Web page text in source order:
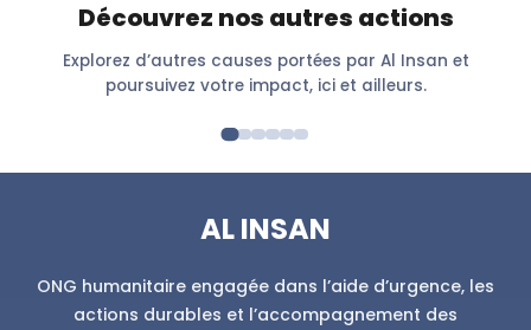
Découvrez nos autres actions
Explorez d’autres causes portées par Al Insan et
poursuivez votre impact, ici et ailleurs.
Parrainage
Découvrir
AL INSAN
ONG humanitaire engagée dans l’aide d’urgence, les
actions durables et l’accompagnement des